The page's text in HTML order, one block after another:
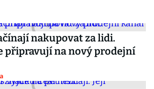
nakupovat za lidi.
připravují na nový prodejní